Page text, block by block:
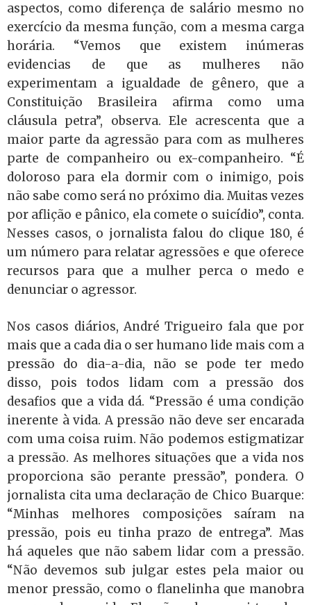
aspectos, como diferença de salário mesmo no
exercício da mesma função, com a mesma carga
horária. “Vemos que existem inúmeras
evidencias de que as mulheres não
experimentam a igualdade de gênero, que a
Constituição Brasileira afirma como uma
cláusula petra”, observa. Ele acrescenta que a
maior parte da agressão para com as mulheres
parte de companheiro ou ex-companheiro. “É
doloroso para ela dormir com o inimigo, pois
não sabe como será no próximo dia. Muitas vezes
por aflição e pânico, ela comete o suicídio”, conta.
Nesses casos, o jornalista falou do clique 180, é
um número para relatar agressões e que oferece
recursos para que a mulher perca o medo e
denunciar o agressor.
Nos casos diários, André Trigueiro fala que por
mais que a cada dia o ser humano lide mais com a
pressão do dia-a-dia, não se pode ter medo
disso, pois todos lidam com a pressão dos
desafios que a vida dá. “Pressão é uma condição
inerente à vida. A pressão não deve ser encarada
com uma coisa ruim. Não podemos estigmatizar
a pressão. As melhores situações que a vida nos
proporciona são perante pressão”, pondera. O
jornalista cita uma declaração de Chico Buarque:
“Minhas melhores composições saíram na
pressão, pois eu tinha prazo de entrega”. Mas
há aqueles que não sabem lidar com a pressão.
“Não devemos sub julgar estes pela maior ou
menor pressão, como o flanelinha que manobra